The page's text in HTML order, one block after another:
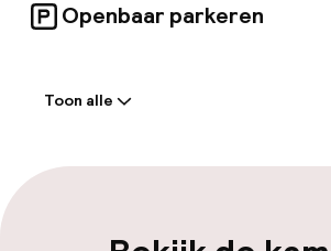
Openbaar parkeren
Vroeg inchecken mogelijk
Toon alle